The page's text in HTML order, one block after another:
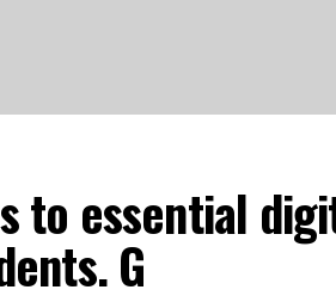
to essential
G"